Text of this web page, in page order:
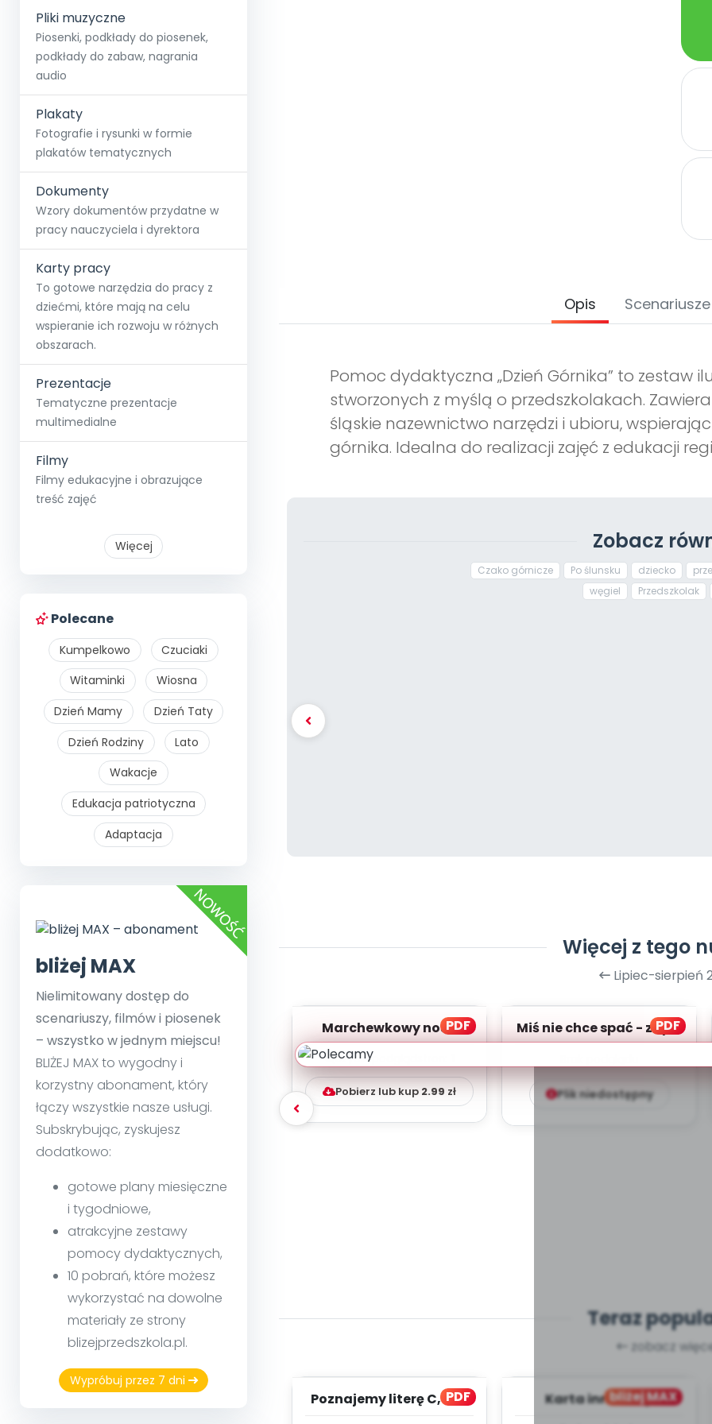
Pliki muzyczne
Piosenki, podkłady do piosenek,
podkłady do zabaw, nagrania
audio
Plakaty
Fotografie i rysunki w formie
plakatów tematycznych
Dokumenty
Wzory dokumentów przydatne w
pracy nauczyciela i dyrektora
Karty pracy
To gotowe narzędzia do pracy z
dziećmi, które mają na celu
wspieranie ich rozwoju w różnych
obszarach.
Prezentacje
Tematyczne prezentacje
multimedialne
Filmy
Filmy edukacyjne i obrazujące
treść zajęć
Więcej
Polecane
Kumpelkowo
Czuciaki
Witaminki
Wiosna
Dzień Mamy
Dzień Taty
Dzień Rodziny
Lato
Wakacje
Edukacja patriotyczna
Adaptacja
bliżej MAX
Nielimitowany dostęp do
scenariuszy, filmów i piosenek
– wszystko w jednym miejscu!
BLIŻEJ MAX to wygodny i
korzystny abonament, który
łączy wszystkie nasze usługi.
Subskrybując, zyskujesz
dodatkowo:
gotowe plany miesięczne
i tygodniowe,
atrakcyjne zestawy
pomocy dydaktycznych,
10 pobrań, które możesz
wykorzystać na dowolne
materiały ze strony
blizejprzedszkola.pl.
Wypróbuj przez 7 dni
Opis
Pomoc dydaktyczna „Dzień Górnika” to zestaw
stworzonych z myślą o przedszkolakach.
śląskie nazewnictwo narzędzi i ubioru,
górnika. Idealna do realizacji zajęć z edukacji
Zobacz
Czako górnicze Po ślunsku dziecko
węgiel
Przedszkolak
Więcej z tego
Lipiec-sierpień
PDF
Marchewkowy nos -
zapis melodii i tekst
Szybki podgląd
Pobierz lub kup 2.99 zł
PDF
Miś nie chce spać - zapis
melodii i tekst
Plik niedostępny
Teraz
zobacz
PDF
Poznajemy literę C, cz. 1
bliżej MAX
Karta innowacji